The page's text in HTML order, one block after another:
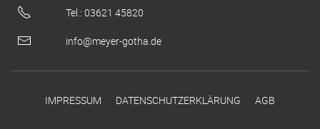
Tel.: 03621 45820
info@meyer-gotha.de
IMPRESSUM DATENSCHUTZERKLÄRUNG AGB